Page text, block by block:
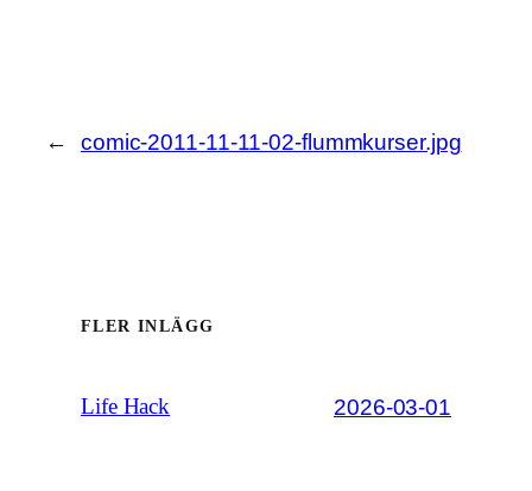
← comic-2011-11-11-02-flummkurser.jpg
FLER INLÄGG
Life Hack 2026-03-01